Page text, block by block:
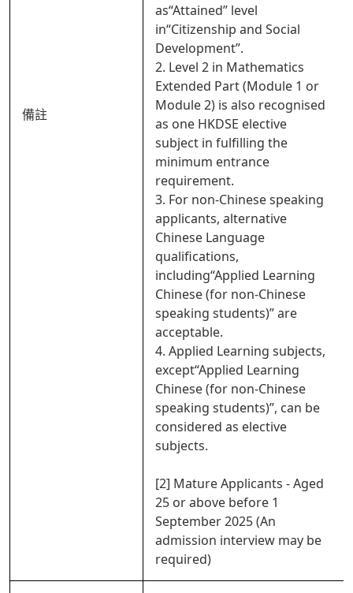
備註
as“Attained” level
in“Citizenship and Social
Development”.
2. Level 2 in Mathematics
Extended Part (Module 1 or
Module 2) is also recognised
as one HKDSE elective
subject in fulfilling the
minimum entrance
requirement.
3. For non-Chinese speaking
applicants, alternative
Chinese Language
qualifications,
including“Applied Learning
Chinese (for non-Chinese
speaking students)” are
acceptable.
4. Applied Learning subjects,
except“Applied Learning
Chinese (for non-Chinese
speaking students)”, can be
considered as elective
subjects.
[2] Mature Applicants - Aged
25 or above before 1
September 2025 (An
admission interview may be
required)